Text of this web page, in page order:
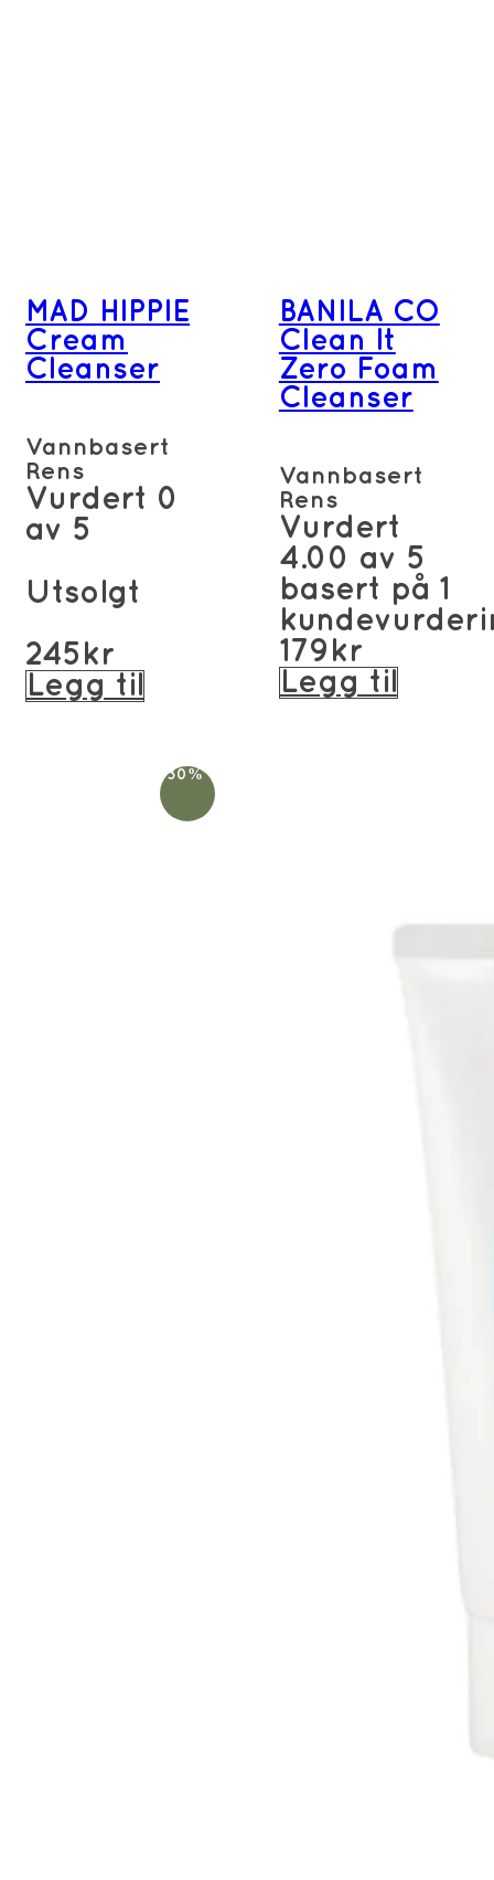
MAD HIPPIE
Cream
Cleanser
Vannbasert
Rens
Vurdert 0
av 5
Utsolgt
245 kr
Legg til
BANILA CO
Clean It
Zero Foam
Cleanser
Vannbasert
Rens
Vurdert
4.00 av 5
basert på 1
179 kr
Legg til
-30%